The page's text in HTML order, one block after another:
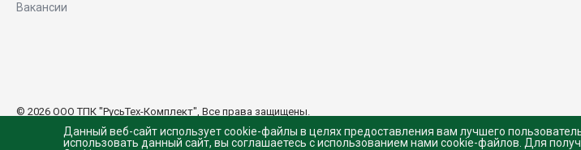
Вакансии
© 2026 ООО ТПК "РусьТех-Комплект", Все права защищены.
Данный веб-сайт использует cookie-файлы в целях предоставления вам лучшего
использовать данный сайт, вы соглашаетесь с использованием нами cookie-файлов. Для